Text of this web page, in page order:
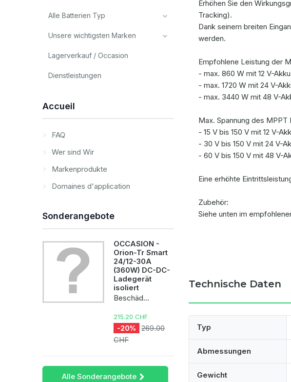
Alle Batterien Typ
Unsere wichtigsten Marken
Lagerverkauf / Occasion
Dienstleistungen
Accueil
FAQ
Wer sind Wir
Markenprodukte
Domaines d'application
Sonderangebote
OCCASION -
Orion-Tr Smart
24/12-30A
(360W) DC-DC-
Ladegerät
isoliert
Beschäd...
215.20 CHF
-20%
269.00
CHF
Alle Sonderangebote
Erhöhen Sie den
Tracking).
Dank seinem breiten
werden.
Empfohlene Leistung der
- max. 860 W mit 12 V-Akku
- max. 1720 W mit 24 V-
- max. 3440 W mit 48 V-
Max. Spannung des MPPT
- 15 V bis 150 V mit 12 V-
- 30 V bis 150 V mit 24 V-
- 60 V bis 150 V mit 48 V-
Eine erhöhte
Zubehör:
Siehe unten im
Technische Daten
Typ
Abmessungen
Gewicht